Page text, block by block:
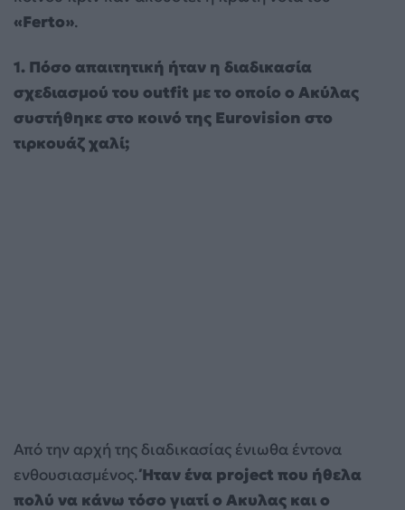
«Ferto».
1. Πόσο απαιτητική ήταν η διαδικασία
σχεδιασμού του outfit με το οποίο ο Ακύλας
συστήθηκε στο κοινό της Eurovision στο
τιρκουάζ χαλί;
Από την αρχή της διαδικασίας ένιωθα έντονα
ενθουσιασμένος.Ήταν ένα project που ήθελα
πολύ να κάνω τόσο γιατί ο Ακυλας και ο